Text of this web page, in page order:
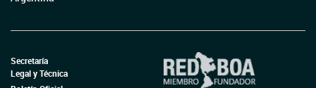
Secretaría
Legal y Técnica